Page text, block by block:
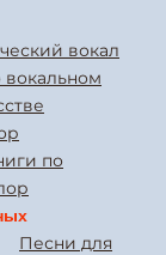
вокал
вокальном
по
Песни для